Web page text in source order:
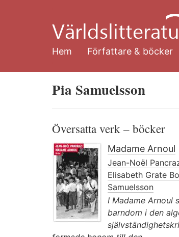
huvudinnehåll
Hem
Författare & böcker
Pia Samuelsson
Översatta verk – böcker
Madame Arnoul
Jean-Noël
Elisabeth Grate
Samuelsson
I Madame Arnoul
barndom i den